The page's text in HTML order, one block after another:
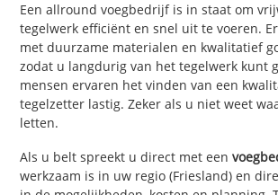
Een allround voegbedrijf is in staat om
tegelwerk efficiënt en snel uit te voeren.
met duurzame materialen en kwalitatief
zodat u langdurig van het tegelwerk kunt
mensen ervaren het vinden van een
tegelzetter lastig. Zeker als u niet weet
letten.
Als u belt spreekt u direct met een
werkzaam is in uw regio (Friesland) en